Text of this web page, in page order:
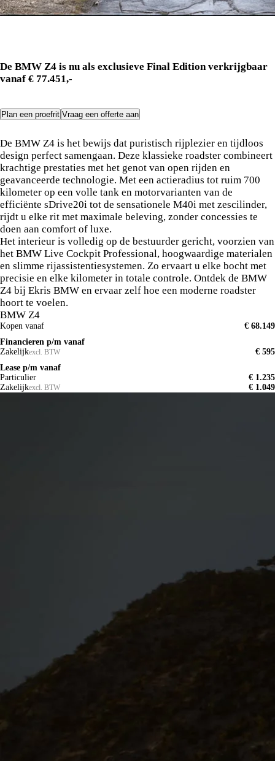
De BMW Z4 is nu als exclusieve Final Edition verkrijgbaar
vanaf € 77.451,-
Plan een proefrit Vraag een offerte aan
De BMW Z4 is het bewijs dat puristisch rijplezier en tijdloos
design perfect samengaan. Deze klassieke roadster combineert
krachtige prestaties met het genot van open rijden en
geavanceerde technologie. Met een actieradius tot ruim 700
kilometer op een volle tank en motorvarianten van de
efficiënte sDrive20i tot de sensationele M40i met zescilinder,
rijdt u elke rit met maximale beleving, zonder concessies te
doen aan comfort of luxe.
Het interieur is volledig op de bestuurder gericht, voorzien van
het BMW Live Cockpit Professional, hoogwaardige materialen
en slimme rijassistentiesystemen. Zo ervaart u elke bocht met
precisie en elke kilometer in totale controle. Ontdek de BMW
Z4 bij Ekris BMW en ervaar zelf hoe een moderne roadster
hoort te voelen.
BMW Z4
Kopen vanaf
€ 68.149
Financieren p/m vanaf
Zakelijkexcl. BTW
€ 595
Lease p/m vanaf
Particulier
€ 1.235
Zakelijkexcl. BTW € 1.049